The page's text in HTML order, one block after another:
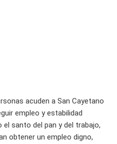
acuden a San Cayetano
empleo y estabilidad
santo del pan y del trabajo,
obtener un empleo digno,